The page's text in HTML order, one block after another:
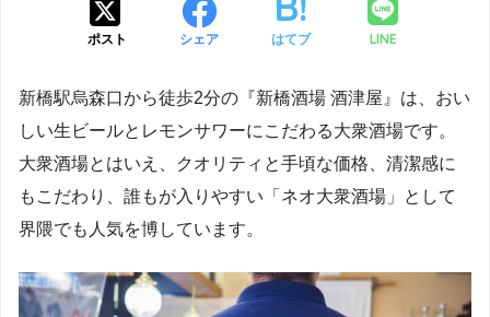
ポスト シェア はてブ LINE
新橋駅烏森口から徒歩2分の『新橋酒場 酒津屋』は、おい
しい生ビールとレモンサワーにこだわる大衆酒場です。
大衆酒場とはいえ、クオリティと手頃な価格、清潔感に
もこだわり、誰もが入りやすい「ネオ大衆酒場」として
界隈でも人気を博しています。